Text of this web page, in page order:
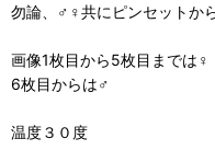
勿論、♂♀共にピンセットか
画像1枚目から5枚目までは♀
6枚目からは♂
温度３０度